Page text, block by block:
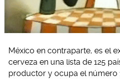
México en contraparte, es el
cerveza en una lista de 125
productor y ocupa el número